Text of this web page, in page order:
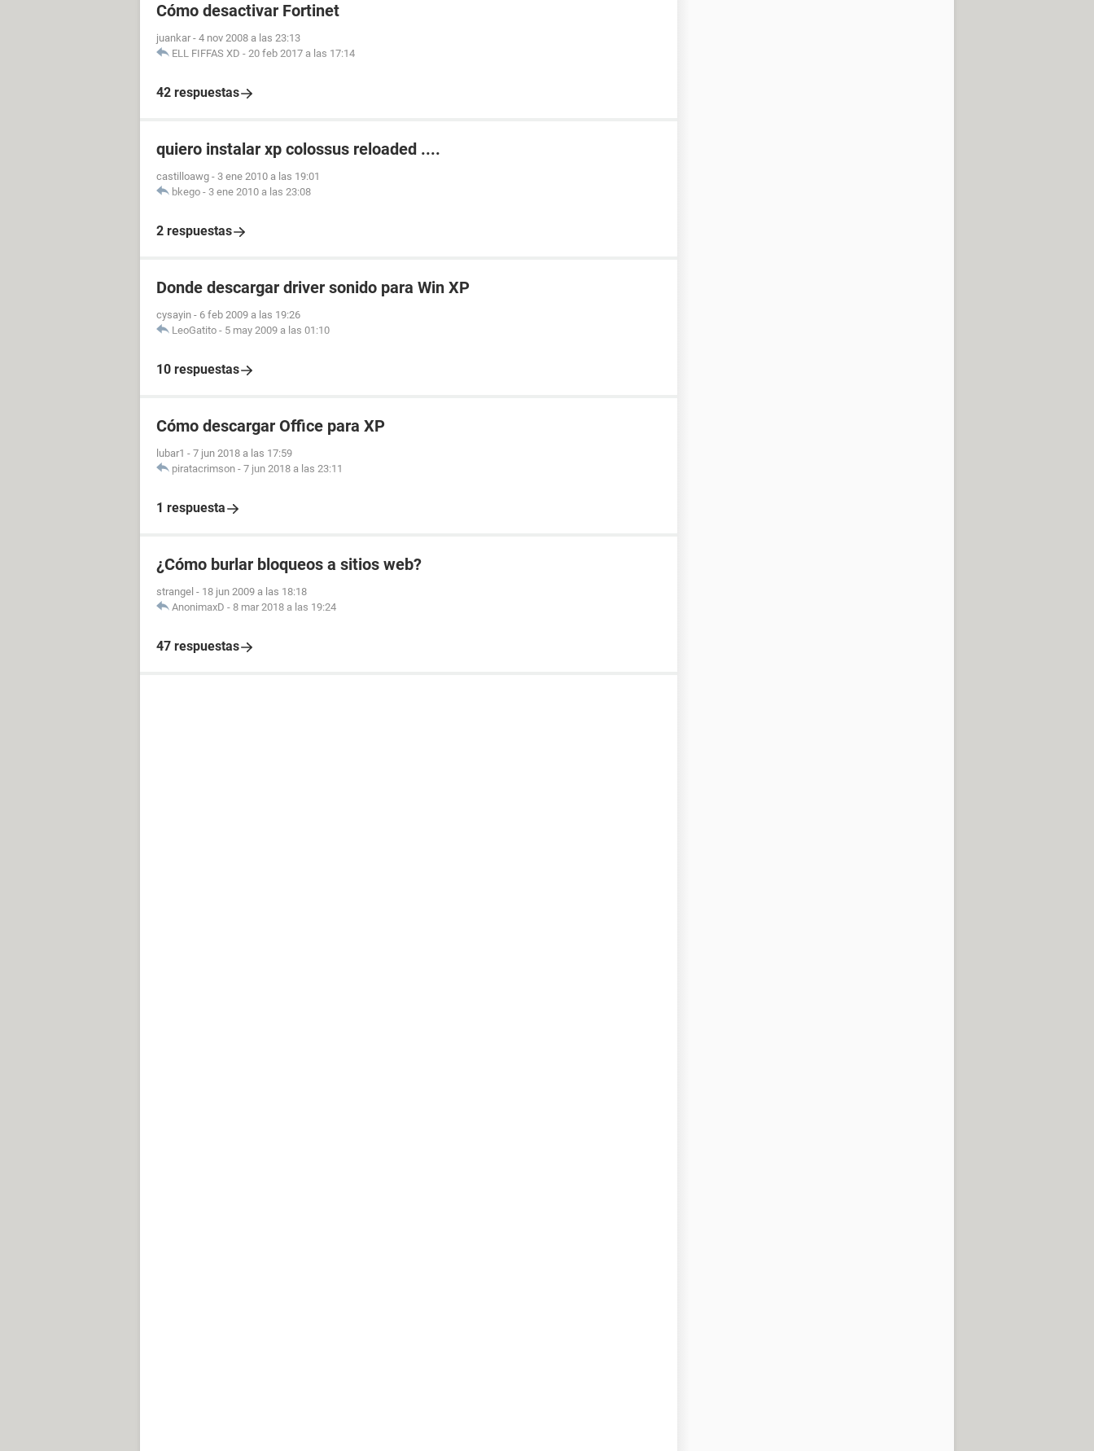
Cómo desactivar Fortinet
juankar - 4 nov 2008 a las 23:13
ELL FIFFAS XD - 20 feb 2017 a las 17:14
42 respuestas
quiero instalar xp colossus reloaded ....
castilloawg - 3 ene 2010 a las 19:01
bkego - 3 ene 2010 a las 23:08
2 respuestas
Donde descargar driver sonido para Win XP
cysayin - 6 feb 2009 a las 19:26
LeoGatito - 5 may 2009 a las 01:10
10 respuestas
Cómo descargar Office para XP
lubar1 - 7 jun 2018 a las 17:59
piratacrimson - 7 jun 2018 a las 23:11
1 respuesta
¿Cómo burlar bloqueos a sitios web?
strangel - 18 jun 2009 a las 18:18
AnonimaxD - 8 mar 2018 a las 19:24
47 respuestas